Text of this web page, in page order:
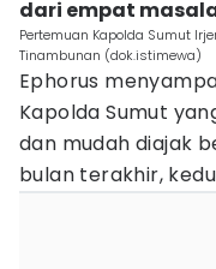
dari empat
Pertemuan Kapolda Sumut
Tinambunan (dok.istimewa)
Ephorus
Kapolda Sumut
dan mudah diajak
bulan terakhir,